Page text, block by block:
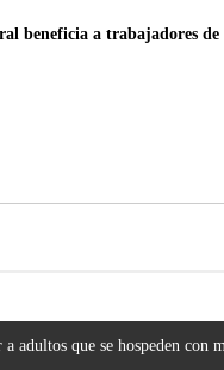
beneficia a trabajadores de
adultos que se hospeden con